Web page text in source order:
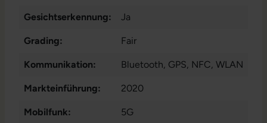
Gesichtserkennung: Ja
Grading: Fair
Kommunikation: Bluetooth, GPS, NFC, WLAN
Markteinführung: 2020
Mobilfunk: 5G